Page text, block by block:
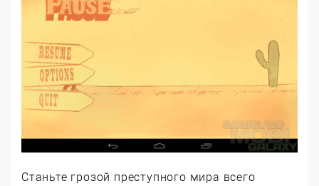
Станьте грозой преступного мира всего